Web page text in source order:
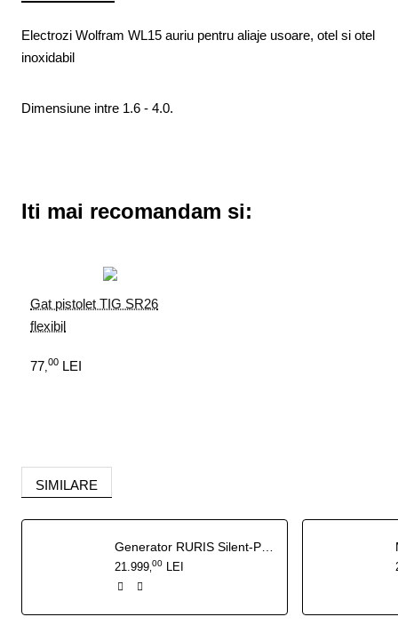
Electrozi Wolfram WL15 auriu pentru aliaje usoare, otel si otel
inoxidabil
Dimensiune intre 1.6 - 4.0.
Iti mai recomandam si:
Gat pistolet TIG SR26
flexibil
77 00 LEI
SIMILARE
21.999 00 LEI